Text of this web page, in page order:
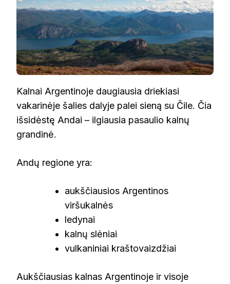
Kalnai Argentinoje daugiausia driekiasi
vakarinėje šalies dalyje palei sieną su Čile. Čia
išsidėstę Andai – ilgiausia pasaulio kalnų
grandinė.
Andų regione yra:
aukščiausios Argentinos
viršukalnės
ledynai
kalnų slėniai
vulkaniniai kraštovaizdžiai
Aukščiausias kalnas Argentinoje ir visoje